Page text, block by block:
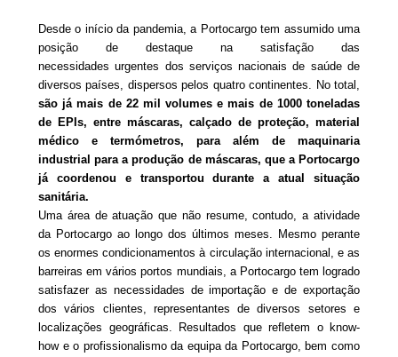
Desde o início da pandemia, a Portocargo tem assumido uma
posição de destaque na satisfação das
necessidades urgentes dos serviços nacionais de saúde de
diversos países, dispersos pelos quatro continentes. No total,
são já mais de 22 mil volumes e mais de 1000 toneladas
de EPIs, entre máscaras, calçado de proteção, material
médico e termómetros, para além de maquinaria
industrial para a produção de máscaras, que a Portocargo
já coordenou e transportou durante a atual situação
sanitária.
Uma área de atuação que não resume, contudo, a atividade
da Portocargo ao longo dos últimos meses. Mesmo perante
os enormes condicionamentos à circulação internacional, e as
barreiras em vários portos mundiais, a Portocargo tem logrado
satisfazer as necessidades de importação e de exportação
dos vários clientes, representantes de diversos setores e
localizações geográficas. Resultados que refletem o know-
how e o profissionalismo da equipa da Portocargo, bem como